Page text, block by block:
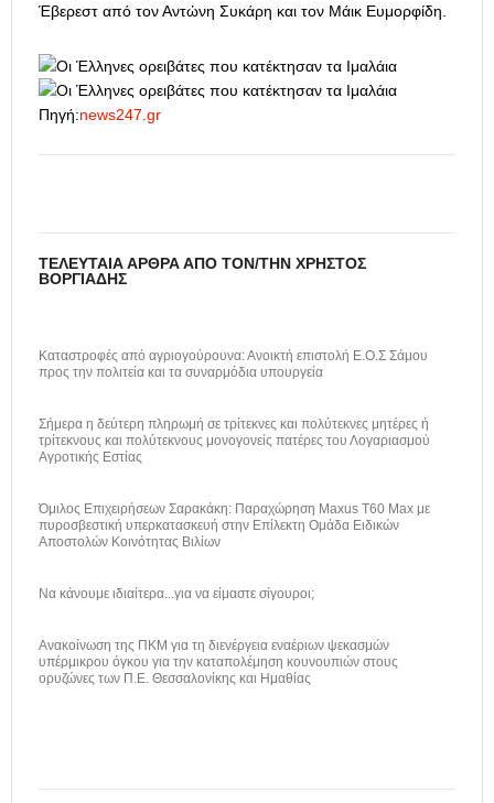
Έβερεστ από τον Αντώνη Συκάρη και τον Μάικ Ευμορφίδη.
Πηγή:news247.gr
ΤΕΛΕΥΤΑΊΑ ΆΡΘΡΑ ΑΠΌ ΤΟΝ/ΤΗΝ ΧΡΉΣΤΟΣ
ΒΟΡΓΙΆΔΗΣ
Καταστροφές από αγριογούρουνα: Ανοικτή επιστολή Ε.Ο.Σ Σάμου
προς την πολιτεία και τα συναρμόδια υπουργεία
Σήμερα η δεύτερη πληρωμή σε τρίτεκνες και πολύτεκνες μητέρες ή
τρίτεκνους και πολύτεκνους μονογονείς πατέρες του Λογαριασμού
Αγροτικής Εστίας
Όμιλος Επιχειρήσεων Σαρακάκη: Παραχώρηση Maxus T60 Max με
πυροσβεστική υπερκατασκευή στην Επίλεκτη Ομάδα Ειδικών
Αποστολών Κοινότητας Βιλίων
Να κάνουμε ιδιαίτερα...για να είμαστε σίγουροι;
Ανακοίνωση της ΠΚΜ για τη διενέργεια εναέριων ψεκασμών
υπέρμικρου όγκου για την καταπολέμηση κουνουπιών στους
ορυζώνες των Π.Ε. Θεσσαλονίκης και Ημαθίας